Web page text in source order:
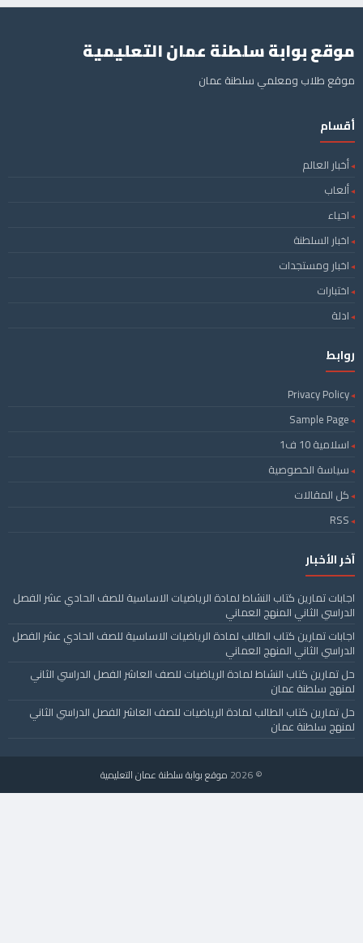
موقع بوابة سلطنة عمان التعليمية
موقع طلاب ومعلمي سلطنة عمان
أقسام
أخبار العالم
ألعاب
احياء
اخبار السلطنة
اخبار ومستجدات
اختبارات
ادلة
روابط
Privacy Policy
Sample Page
اسلامية 10 ف1
سياسة الخصوصية
كل المقالات
RSS
آخر الأخبار
اجابات تمارين كتاب النشاط لمادة الرياضيات الاساسية للصف الحادي عشر الفصل
الدراسي الثاني المنهج العماني
اجابات تمارين كتاب الطالب لمادة الرياضيات الاساسية للصف الحادي عشر الفصل
الدراسي الثاني المنهج العماني
حل تمارين كتاب النشاط لمادة الرياضيات للصف العاشر الفصل الدراسي الثاني
لمنهج سلطنة عمان
حل تمارين كتاب الطالب لمادة الرياضيات للصف العاشر الفصل الدراسي الثاني
لمنهج سلطنة عمان
© 2026 موقع بوابة سلطنة عمان التعليمية